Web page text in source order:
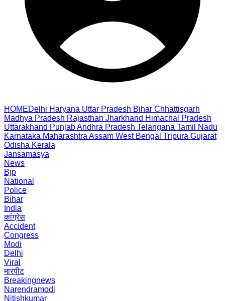
HOMEDelhi Haryana Uttar Pradesh Bihar Chhattisgarh
Madhya Pradesh Rajasthan Jharkhand Himachal Pradesh
Uttarakhand PunjabAndhra Pradesh Telangana Tamil Nadu
Karnataka Maharashtra Assam West Bengal Tripura Gujarat
Odisha Kerala
Jansamasya
News
Bjp
National
Police
Bihar
India
कांग्रेस
Accident
Congress
Modi
Delhi
Viral
मारपीट
Breakingnews
Narendramodi
Nitishkumar